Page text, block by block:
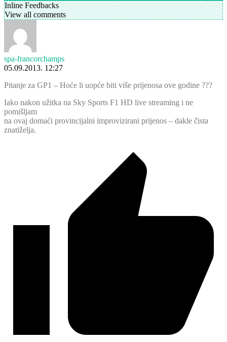
Inline Feedbacks
View all comments
spa-francorchamps
05.09.2013. 12:27
Pitanje za GP1 – Hoće li uopće biti više prijenosa ove godine ???
Iako nakon užitka na Sky Sports F1 HD live streaming i ne
pomišljam
na ovaj domaći provincijalni improvizirani prijenos – dakle čista
znatiželja.